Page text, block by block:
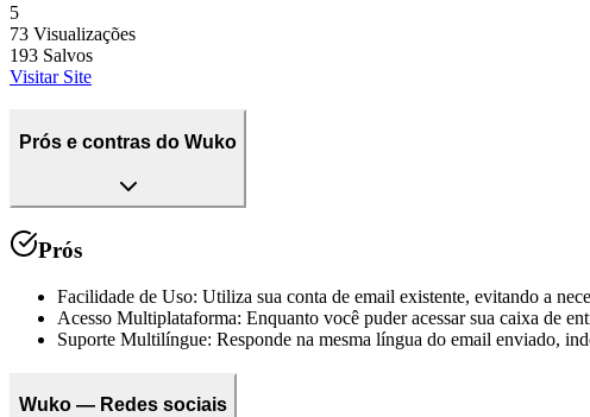
5
73 Visualizações
193 Salvos
Visitar Site
Prós e contras do Wuko
Prós
Facilidade de Uso: Utiliza sua conta de email existente, evitando a
Acesso Multiplataforma: Enquanto você puder acessar sua caixa de
Suporte Multilíngue: Responde na mesma língua do email enviado,
Wuko — Redes sociais